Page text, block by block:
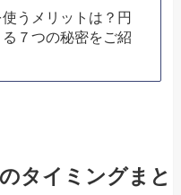
うメリットは？円
７つの秘密をご紹
タイミングまと